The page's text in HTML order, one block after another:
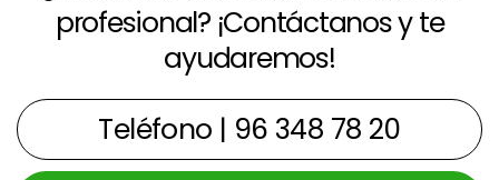
profesional? ¡Contáctanos y te
ayudaremos!
Teléfono | 96 348 78 20